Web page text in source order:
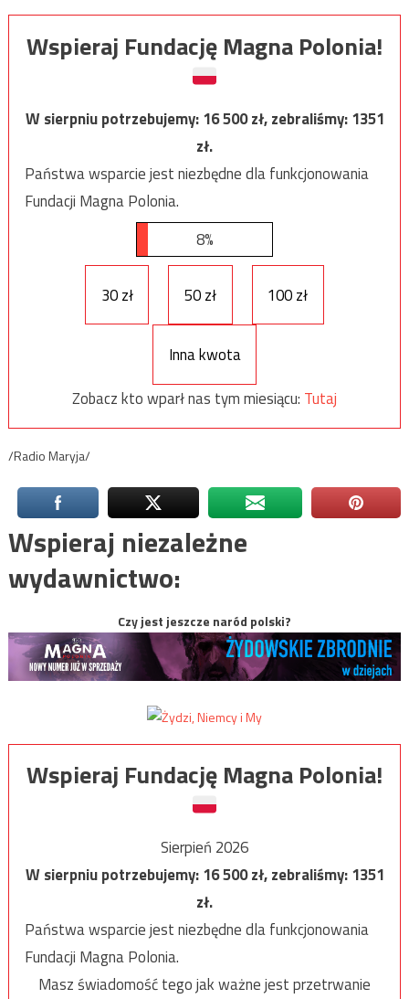
Wspieraj Fundację Magna Polonia!
W sierpniu potrzebujemy:16 500zł, zebraliśmy:1351
zł.
Państwa wsparcie jest niezbędne dla funkcjonowania
Fundacji Magna Polonia.
8%
30 zł 50 zł 100 zł
Inna kwota
Zobacz kto wparł nas tym miesiącu: Tutaj
/Radio Maryja/
Wspieraj niezależne
wydawnictwo:
Czy jest jeszcze naród polski?
Wspieraj Fundację Magna Polonia!
Sierpień 2026
W sierpniu potrzebujemy:16 500zł, zebraliśmy:1351
zł.
Państwa wsparcie jest niezbędne dla funkcjonowania
Fundacji Magna Polonia.
Masz świadomość tego jak ważne jest przetrwanie